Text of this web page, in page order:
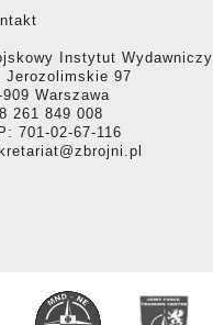
Instytut Wydawniczy
Jerozolimskie 97
909 Warszawa
261 849 008
701-02-67-116